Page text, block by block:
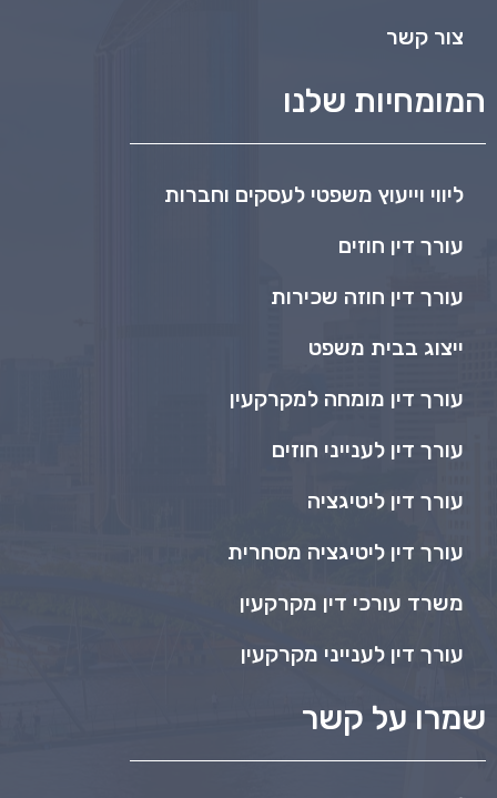
צור קשר
המומחיות שלנו
ליווי וייעוץ משפטי לעסקים וחברות
עורך דין חוזים
עורך דין חוזה שכירות
ייצוג בבית משפט
עורך דין מומחה למקרקעין
עורך דין לענייני חוזים
עורך דין ליטיגציה
עורך דין ליטיגציה מסחרית
משרד עורכי דין מקרקעין
עורך דין לענייני מקרקעין
שמרו על קשר